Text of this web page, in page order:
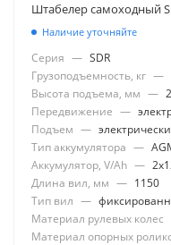
Штабелер самоходный
Наличие уточняйте
Серия — SDR
Грузоподъемность, кг —
Высота подъема, мм —
Передвижение —
Подъем —
Тип аккумулятора —
Аккумулятор, V/Ah —
Длина вил, мм — 1150
Тип вил —
Материал рулевых колес
Материал опорных